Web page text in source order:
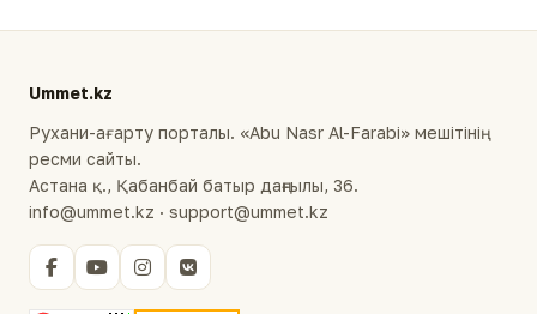
Ummet.kz
Рухани-ағарту порталы. «Abu Nasr Al-Farabi» мешітінің
ресми сайты.
Астана қ., Қабанбай батыр даңғылы, 36.
info@ummet.kz · support@ummet.kz